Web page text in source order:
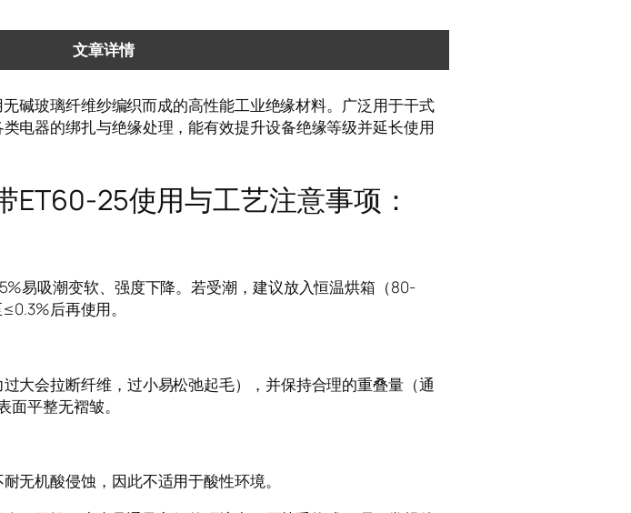
文章详情
碱玻璃纤维纱编织而成的高性能工业绝缘材料。广泛用于干式
电器的绑扎与绝缘处理，能有效提升设备绝缘等级并延长使用
25使用与工艺注意事项：
易吸潮变软、强度下降。若受潮，建议放入恒温烘箱（80-
后再使用。
大会拉断纤维，过小易松弛起毛），并保持合理的重叠量（通
面平整无褶皱。
无机酸侵蚀，因此不适用于酸性环境。